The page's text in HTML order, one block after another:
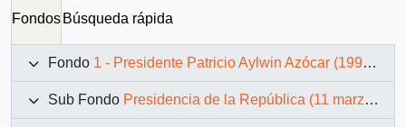
Fondos Búsqueda rápida
Fondo 1 - Presidente Patricio Aylwin Azócar (1990-1994)
Sub Fondo Presidencia de la República (11 marzo 1990 – 11 marzo 1994)